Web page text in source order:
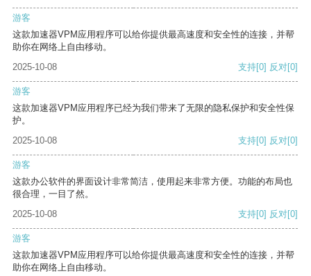
游客
这款加速器VPM应用程序可以给你提供最高速度和安全性的连接，并帮
助你在网络上自由移动。
2025-10-08
支持[0] 反对[0]
游客
这款加速器VPM应用程序已经为我们带来了无限的隐私保护和安全性保
护。
2025-10-08
支持[0] 反对[0]
游客
这款办公软件的界面设计非常简洁，使用起来非常方便。功能的布局也
很合理，一目了然。
2025-10-08
支持[0] 反对[0]
游客
这款加速器VPM应用程序可以给你提供最高速度和安全性的连接，并帮
助你在网络上自由移动。